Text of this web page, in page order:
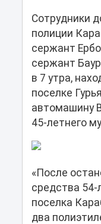
Сотрудники
полиции
сержант
сержант
в 7 утра,
поселке
автомашину
45-летнего
«После
средства
поселка
два